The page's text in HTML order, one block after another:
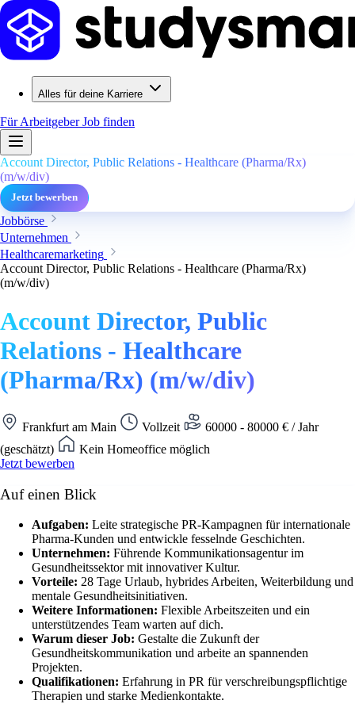
Alles für deine Karriere
Für ArbeitgeberJob finden
Account Director, Public Relations - Healthcare (Pharma/Rx)
(m/w/div)
Jetzt bewerben
Jobbörse
Unternehmen
Healthcaremarketing
Account Director, Public Relations - Healthcare (Pharma/Rx)
(m/w/div)
Account Director, Public
Relations - Healthcare
(Pharma/Rx) (m/w/div)
Frankfurt am Main Vollzeit
60000 - 80000 € / Jahr
(geschätzt)
Kein Homeoffice möglich
Jetzt bewerben
Auf einen Blick
Aufgaben: Leite strategische PR-Kampagnen für internationale
Pharma-Kunden und entwickle fesselnde Geschichten.
Unternehmen: Führende Kommunikationsagentur im
Gesundheitssektor mit innovativer Kultur.
Vorteile: 28 Tage Urlaub, hybrides Arbeiten, Weiterbildung und
mentale Gesundheitsinitiativen.
Weitere Informationen: Flexible Arbeitszeiten und ein
unterstützendes Team warten auf dich.
Warum dieser Job: Gestalte die Zukunft der
Gesundheitskommunikation und arbeite an spannenden
Projekten.
Qualifikationen: Erfahrung in PR für verschreibungspflichtige
Therapien und starke Medienkontakte.